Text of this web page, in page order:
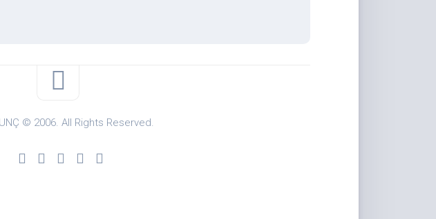
© 2006. All Rights Reserved.